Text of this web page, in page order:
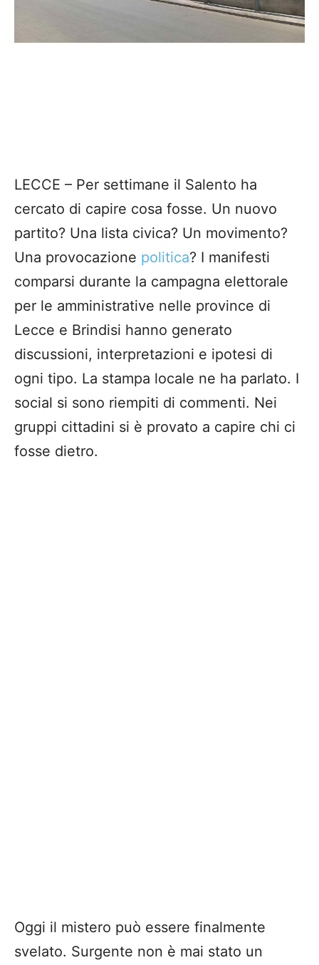
LECCE – Per settimane il Salento ha
cercato di capire cosa fosse. Un nuovo
partito? Una lista civica? Un movimento?
Una provocazione politica? I manifesti
comparsi durante la campagna elettorale
per le amministrative nelle province di
Lecce e Brindisi hanno generato
discussioni, interpretazioni e ipotesi di
ogni tipo. La stampa locale ne ha parlato. I
social si sono riempiti di commenti. Nei
gruppi cittadini si è provato a capire chi ci
fosse dietro.
Oggi il mistero può essere finalmente
svelato. Surgente non è mai stato un